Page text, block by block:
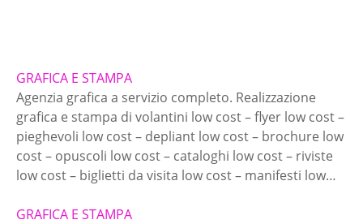
GRAFICA E STAMPA
Agenzia grafica a servizio completo. Realizzazione
grafica e stampa di volantini low cost – flyer low cost –
pieghevoli low cost – depliant low cost – brochure low
cost – opuscoli low cost – cataloghi low cost – riviste
low cost – biglietti da visita low cost – manifesti low…
GRAFICA E STAMPA